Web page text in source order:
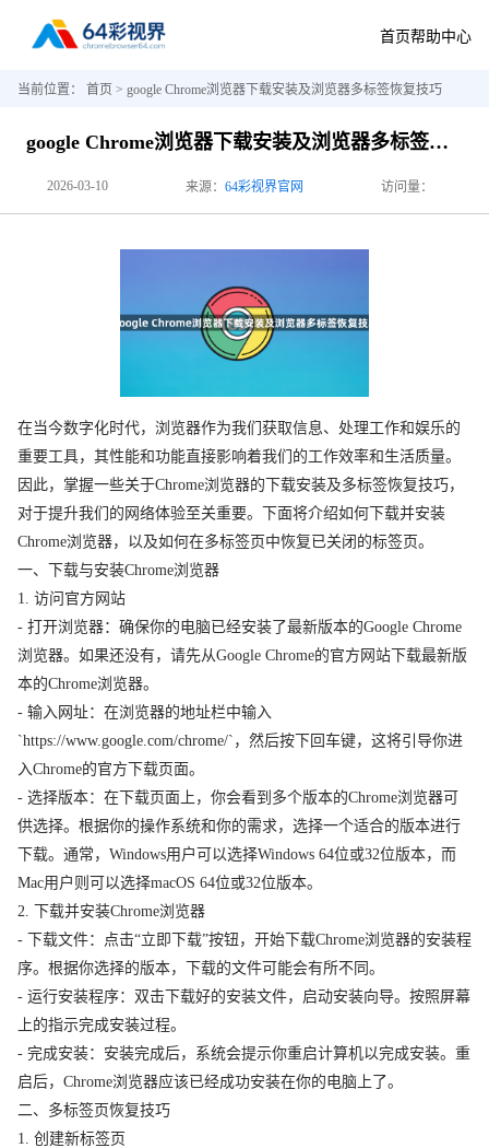
首页帮助中心
当前位置： 首页 > google Chrome浏览器下载安装及浏览器多标签恢复技巧
google Chrome浏览器下载安装及浏览器多标签恢复技巧
2026-03-10 来源： 64彩视界官网 访问量：
在当今数字化时代，浏览器作为我们获取信息、处理工作和娱乐的
重要工具，其性能和功能直接影响着我们的工作效率和生活质量。
因此，掌握一些关于Chrome浏览器的下载安装及多标签恢复技巧，
对于提升我们的网络体验至关重要。下面将介绍如何下载并安装
Chrome浏览器，以及如何在多标签页中恢复已关闭的标签页。
一、下载与安装Chrome浏览器
1. 访问官方网站
- 打开浏览器：确保你的电脑已经安装了最新版本的Google Chrome
浏览器。如果还没有，请先从Google Chrome的官方网站下载最新版
本的Chrome浏览器。
- 输入网址：在浏览器的地址栏中输入
`https://www.google.com/chrome/`，然后按下回车键，这将引导你进
入Chrome的官方下载页面。
- 选择版本：在下载页面上，你会看到多个版本的Chrome浏览器可
供选择。根据你的操作系统和你的需求，选择一个适合的版本进行
下载。通常，Windows用户可以选择Windows 64位或32位版本，而
Mac用户则可以选择macOS 64位或32位版本。
2. 下载并安装Chrome浏览器
- 下载文件：点击“立即下载”按钮，开始下载Chrome浏览器的安装程
序。根据你选择的版本，下载的文件可能会有所不同。
- 运行安装程序：双击下载好的安装文件，启动安装向导。按照屏幕
上的指示完成安装过程。
- 完成安装：安装完成后，系统会提示你重启计算机以完成安装。重
启后，Chrome浏览器应该已经成功安装在你的电脑上了。
二、多标签页恢复技巧
1. 创建新标签页